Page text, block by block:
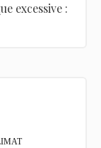
excessive :